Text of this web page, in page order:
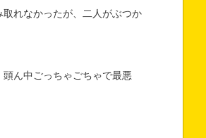
れなかったが、二人がぶつか
ん中ごっちゃごちゃで最悪